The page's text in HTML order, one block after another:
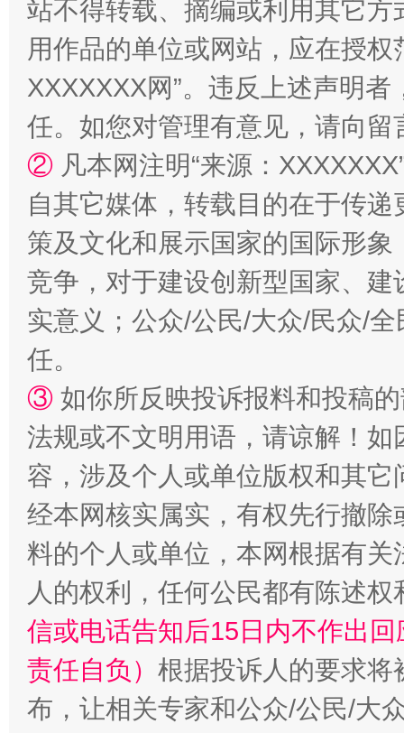
扯下公款旅游的“隐身衣” 如何以
站不得转载、摘编或利用其它
用作品的单位或网站，应在授
XXXXXXX网”。违反上述声明
任。如您对管理有意见，请向
② 凡本网注明“来源：
自其它媒体，转载目的在于传
策及文化和展示国家的国际形
竞争，对于建设创新型国家、
实意义；公众/公民/大众/民众/
任。
③ 如你所反映投诉报料和投稿
法规或不文明用语，请谅解！
容，涉及个人或单位版权和其它
经本网核实属实，有权先行撤
料的个人或单位，本网根据有
人的权利，任何公民都有陈述
信或电话告知后15日内不作出
责任自负） 根据投诉人的要求将
布，让相关专家和公众/公民/大